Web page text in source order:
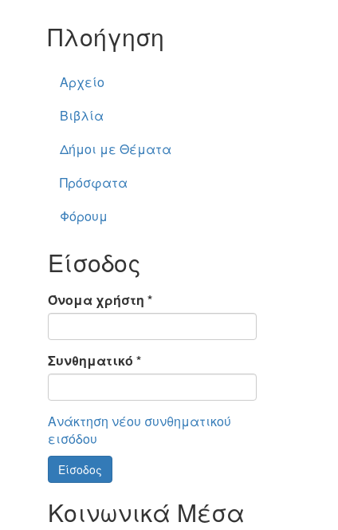
Πλοήγηση
Αρχείο
Βιβλία
Δήμοι με Θέματα
Πρόσφατα
Φόρουμ
Είσοδος
Όνομα χρήστη *
Συνθηματικό *
Ανάκτηση νέου συνθηματικού
εισόδου
Είσοδος
Κοινωνικά Μέσα